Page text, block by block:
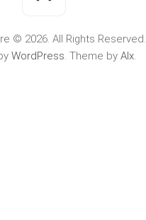
© 2026. All Rights Reserved.
WordPress. Theme by Alx.